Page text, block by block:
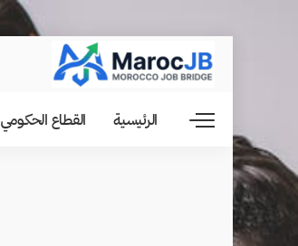
الرئيسية القطاع الحكومي